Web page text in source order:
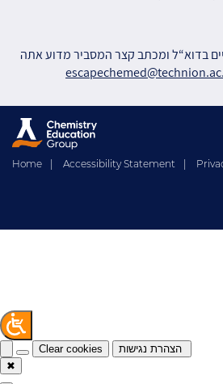
בדוא“לומכתבקצרהמסבירמדועאתה
Home Accessibility Statement
Clear cookies
הצהרת נגישות
✖